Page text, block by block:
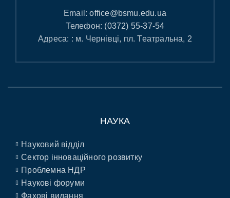
Email:office@bsmu.edu.ua
Телефон: (0372) 55-37-54
Адреса: : м. Чернівці, пл. Театральна, 2
НАУКА
Науковий відділ
Сектор інноваційного розвитку
Проблемна НДР
Наукові форуми
Фахові видання